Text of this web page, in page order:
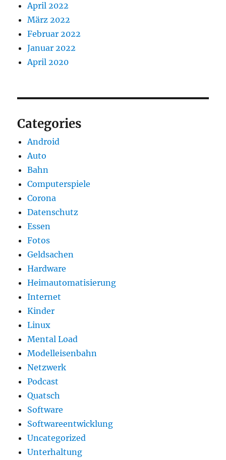
April 2022
März 2022
Februar 2022
Januar 2022
April 2020
Categories
Android
Auto
Bahn
Computerspiele
Corona
Datenschutz
Essen
Fotos
Geldsachen
Hardware
Heimautomatisierung
Internet
Kinder
Linux
Mental Load
Modelleisenbahn
Netzwerk
Podcast
Quatsch
Software
Softwareentwicklung
Uncategorized
Unterhaltung